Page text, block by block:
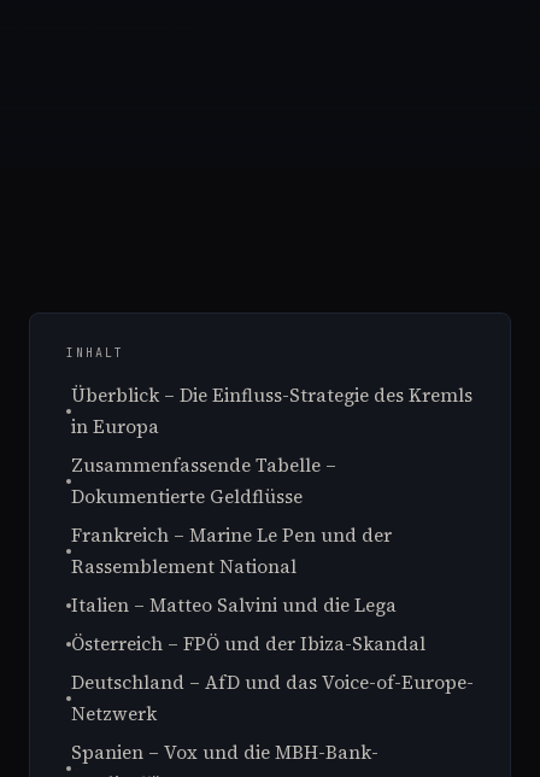
INHALT
Überblick – Die Einfluss-Strategie des Kremls
in Europa
Zusammenfassende Tabelle –
Dokumentierte Geldflüsse
Frankreich – Marine Le Pen und der
Rassemblement National
Italien – Matteo Salvini und die Lega
Österreich – FPÖ und der Ibiza-Skandal
Deutschland – AfD und das Voice-of-Europe-
Netzwerk
Spanien – Vox und die MBH-Bank-